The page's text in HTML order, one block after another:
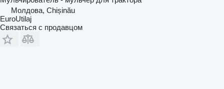
Молдова, Chișinău
EuroUtilaj
Связаться с продавцом